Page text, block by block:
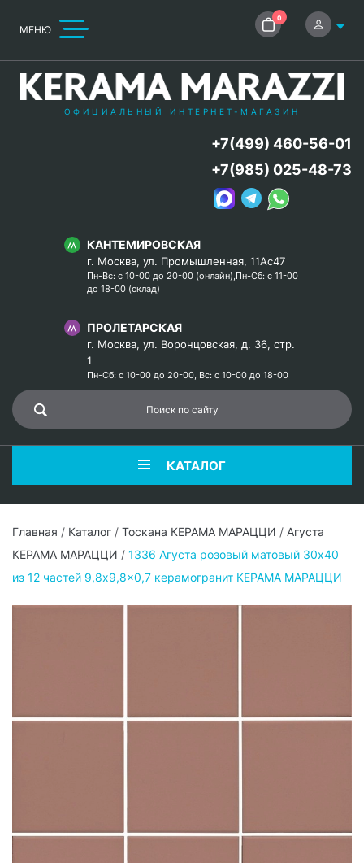
МЕНЮ
0
ОФИЦИАЛЬНЫЙ ИНТЕРНЕТ-МАГАЗИН
КАНТЕМИРОВСКАЯ
г. Москва, ул. Промышленная, 11Ас47
Пн-Вс: с 10-00 до 20-00 (онлайн),Пн-Сб: с 11-00
до 18-00 (склад)
ПРОЛЕТАРСКАЯ
г. Москва, ул. Воронцовская, д. 36, стр.
1
Пн-Сб: с 10-00 до 20-00, Вс: с 10-00 до 18-00
+7(499) 460-56-01
+7(985) 025-48-73
КАТАЛОГ
Главная / Каталог / Тоскана КЕРАМА МАРАЦЦИ / Агуста
КЕРАМА МАРАЦЦИ / 1336 Агуста розовый матовый 30x40
из 12 частей 9,8x9,8x0,7 керамогранит КЕРАМА МАРАЦЦИ